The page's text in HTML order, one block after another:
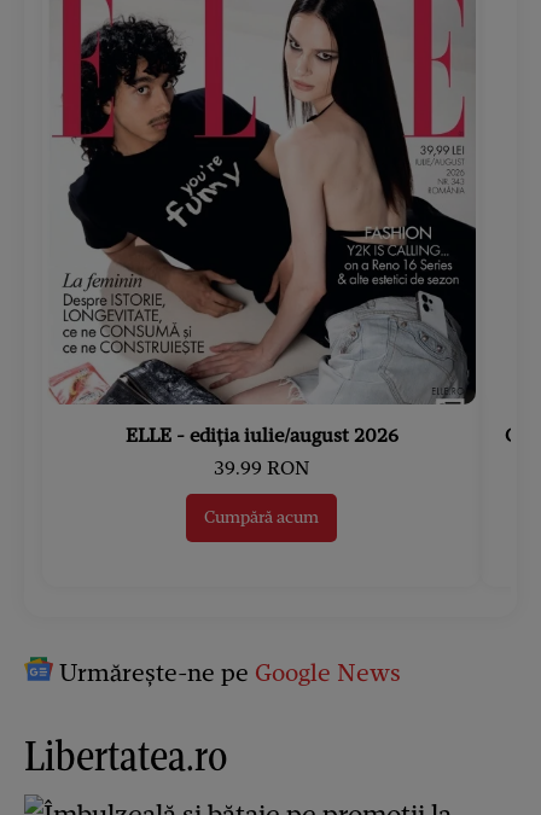
ELLE - ediția iulie/august 2026
39.99 RON
Cumpără acum
Urmărește-ne pe Google News
Libertatea.ro